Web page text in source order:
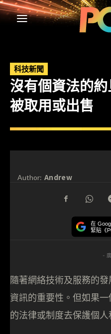
科技新聞
沒有個資法的
被取用或出售
Author: Andrew
在
緊貼《
-
隨著網絡技術及服務的
資訊的重要性。但如果
的法律或制度去保護個